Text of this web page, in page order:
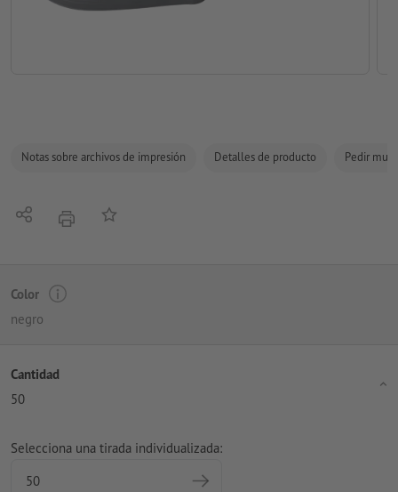
Notas sobre archivos de impresión Detalles de producto Pedir
CompartirimprimirAñadir a lista de favoritos
Color
negro
Cantidad
50
Selecciona una tirada individualizada: